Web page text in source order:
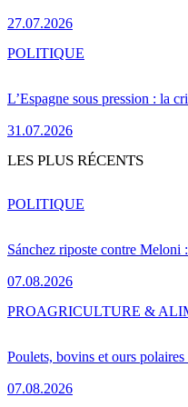
27.07.2026
L’Espagne sous pression : la
31.07.2026
POLITIQUE
LES PLUS RÉCENTS
Sánchez riposte contre Meloni
07.08.2026
POLITIQUE
Poulets, bovins et ours
07.08.2026
PROAGRICULTURE &